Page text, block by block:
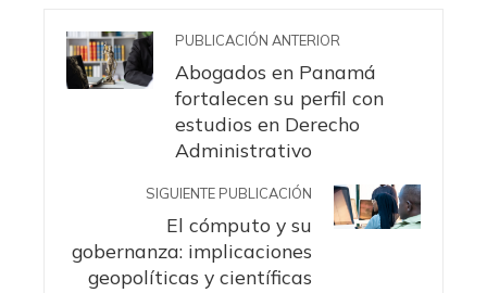
PUBLICACIÓN ANTERIOR
Abogados en Panamá
fortalecen su perfil con
estudios en Derecho
Administrativo
SIGUIENTE PUBLICACIÓN
El cómputo y su
gobernanza: implicaciones
geopolíticas y científicas